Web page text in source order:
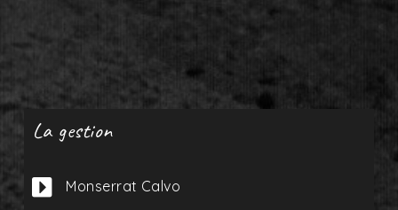
La gestion
 Monserrat Calvo